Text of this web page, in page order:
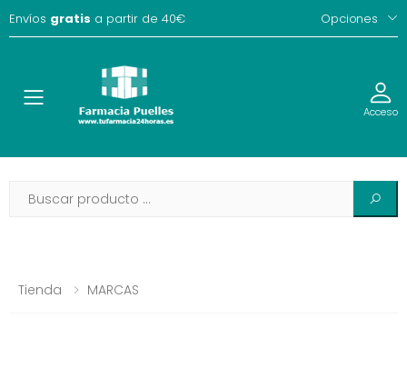
Envíos gratis a partir de 40€ Opciones
Toggle Acceso
Tienda MARCAS